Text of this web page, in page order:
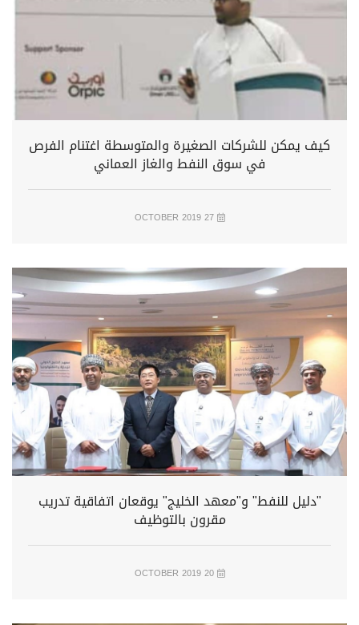
كيف يمكن للشركات الصغيرة والمتوسطة اغتنام الفرص
في سوق النفط والغاز العماني
27 OCTOBER 2019
"دليل للنفط" و"معهد الخليج" يوقعان اتفاقية تدريب
مقرون بالتوظيف
20 OCTOBER 2019